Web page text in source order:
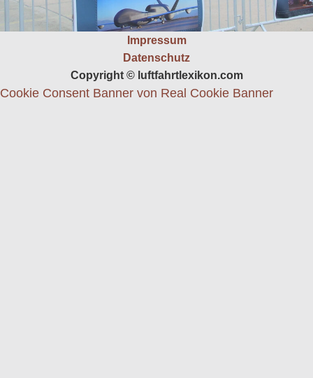
Impressum
Datenschutz
Copyright © luftfahrtlexikon.com
Cookie Consent Banner von Real Cookie Banner